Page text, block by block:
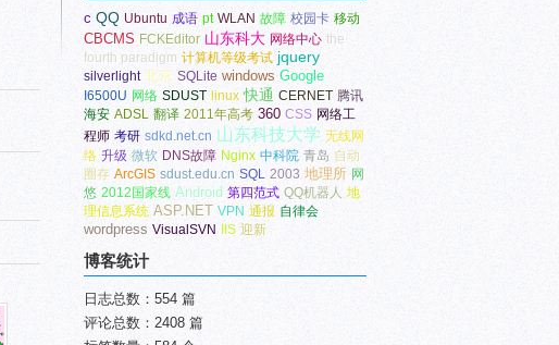
c QQ Ubuntu 成语 pt WLAN 故障 校园卡 移动
CBCMS FCKEditor 山东科大 网络中心 the
fourth paradigm 计算机等级考试 jquery
silverlight 北京 SQLite windows Google
I6500U 网络 SDUST linux 快通 CERNET 腾讯
海安 ADSL 翻译 2011年高考 360 CSS 网络工
程师 考研 sdkd.net.cn 山东科技大学 无线网
络 升级 微软 DNS故障 Nginx 中科院 青岛 自动
圈存 ArcGIS sdust.edu.cn SQL 2003 地理所 网
悠 2012国家线 Android 第四范式 QQ机器人 地
理信息系统 ASP.NET VPN 通报 自律会
wordpress VisualSVN IIS 迎新
博客统计
日志总数：554 篇
评论总数：2408 篇